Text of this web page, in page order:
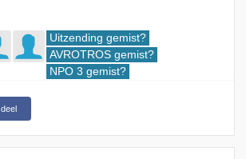
Uitzending gemist?
AVROTROS gemist?
NPO 3 gemist?
deel